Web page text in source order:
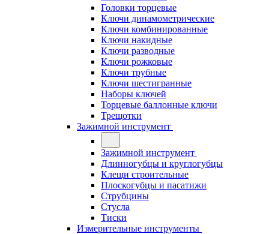
Головки торцевые
Ключи динамометрические
Ключи комбинированные
Ключи накидные
Ключи разводные
Ключи рожковые
Ключи трубные
Ключи шестигранные
Наборы ключей
Торцевые баллонные ключи
Трещотки
Зажимной инструмент
Зажимной инструмент
Длинногубцы и круглогубцы
Клещи строительные
Плоскогубцы и пасатижи
Струбцины
Стусла
Тиски
Измерительные инструменты